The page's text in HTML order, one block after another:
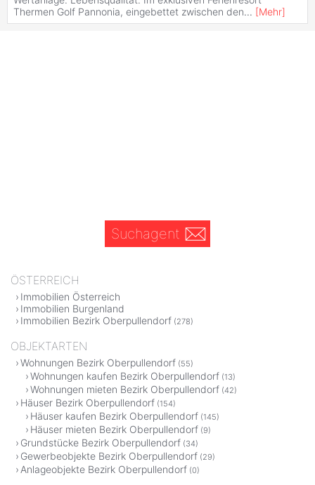
Thermen Golf Pannonia, eingebettet zwischen den... [Mehr]
Suchagent
ÖSTERREICH
Immobilien Österreich
Immobilien Burgenland
Immobilien Bezirk Oberpullendorf (278)
OBJEKTARTEN
Wohnungen Bezirk Oberpullendorf (55)
Wohnungen kaufen Bezirk Oberpullendorf (13)
Wohnungen mieten Bezirk Oberpullendorf (42)
Häuser Bezirk Oberpullendorf (154)
Häuser kaufen Bezirk Oberpullendorf (145)
Häuser mieten Bezirk Oberpullendorf (9)
Grundstücke Bezirk Oberpullendorf (34)
Gewerbeobjekte Bezirk Oberpullendorf (29)
Anlageobjekte Bezirk Oberpullendorf (0)